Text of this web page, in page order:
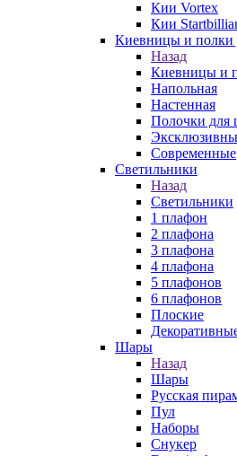
Кии Vortex
Кии
Киевницы и полки
Назад
Киевницы и
Напольная
Настенная
Полочки для
Современные
Светильники
Назад
Светильники
1 плафон
2 плафона
3 плафона
4 плафона
5 плафонов
6 плафонов
Плоские
Шары
Назад
Шары
Русская
Пул
Наборы
Снукер